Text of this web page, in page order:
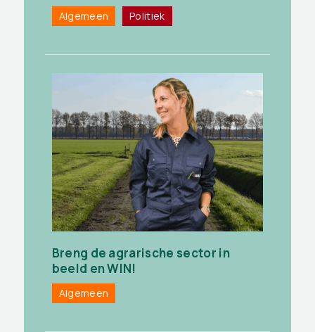
Algemeen Politiek
Breng de agrarische sector in
beeld en WIN!
Algemeen